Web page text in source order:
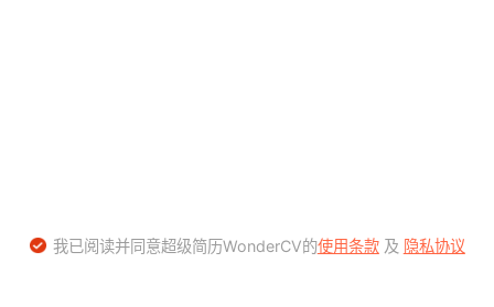
我已阅读并同意超级简历WonderCV的使用条款及 隐私协议